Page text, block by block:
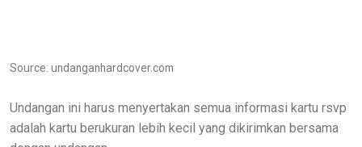
Source: undanganhardcover.com
Undangan ini harus menyertakan semua informasi kartu rsvp
adalah kartu berukuran lebih kecil yang dikirimkan bersama